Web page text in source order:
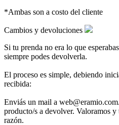
*Ambas son a costo del cliente
Cambios y devoluciones
Si tu prenda no era lo que
siempre podes devolverla.
El proceso es simple, debiendo
recibida:
Enviás un mail a
producto/s a devolver. Valoramos y
razón.